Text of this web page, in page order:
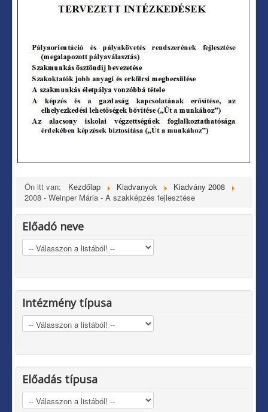
Ön itt van: Kezdőlap Kiadvanyok
Kiadvány 2008
2008 - Weinper Mária - A szakképzés fejlesztése
Előadó neve
Intézmény típusa
Előadás típusa